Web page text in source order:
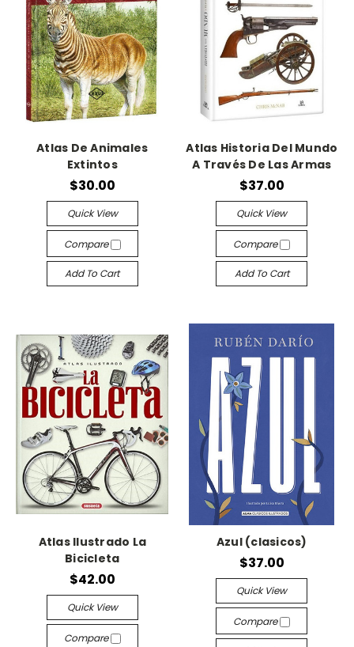
Atlas De Animales
Extintos
$30.00
Quick View
Compare
Add To Cart
Atlas Historia Del Mundo
A Través De Las Armas
$37.00
Quick View
Compare
Add To Cart
Atlas Ilustrado La
Bicicleta
$42.00
Quick View
Compare
Azul (clasicos)
$37.00
Quick View
Compare